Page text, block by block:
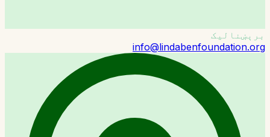
برېښنالیک
info@lindabenfoundation.org